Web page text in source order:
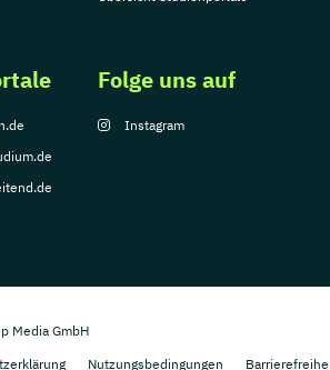
Folge uns auf
Instagram
Media GmbH
Nutzungsbedingungen